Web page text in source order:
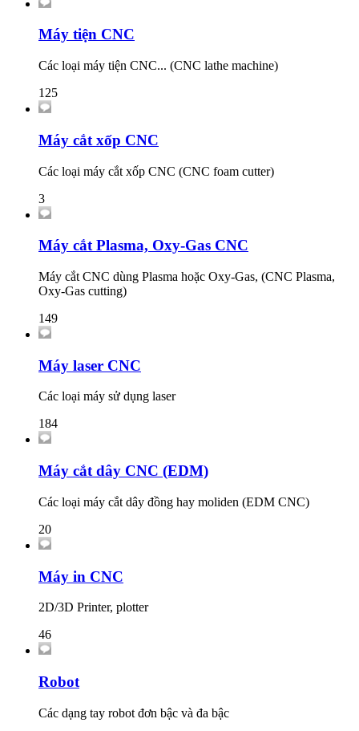
Máy tiện CNC
Các loại máy tiện CNC... (CNC lathe machine)
125
Máy cắt xốp CNC
Các loại máy cắt xốp CNC (CNC foam cutter)
3
Máy cắt Plasma, Oxy-Gas CNC
Máy cắt CNC dùng Plasma hoặc Oxy-Gas, (CNC Plasma,
Oxy-Gas cutting)
149
Máy laser CNC
Các loại máy sử dụng laser
184
Máy cắt dây CNC (EDM)
Các loại máy cắt dây đồng hay moliden (EDM CNC)
20
Máy in CNC
2D/3D Printer, plotter
46
Robot
Các dạng tay robot đơn bậc và đa bậc